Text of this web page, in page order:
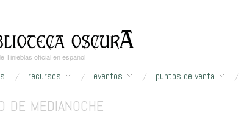
Tinieblas oficial en español
recursos eventos puntos de venta
Home /Vampiro: La Mascarada
DE MEDIANOCHE